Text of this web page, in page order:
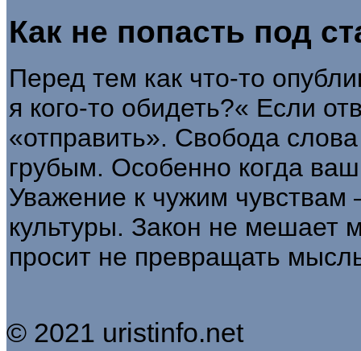
Как не попасть под
Перед тем как что-то
я кого-то обидеть?« Если
«отправить». Свобода
грубым. Особенно когда
Уважение к чужим
культуры. Закон не мешает
просит не превращать
© 2021 uristinfo.net